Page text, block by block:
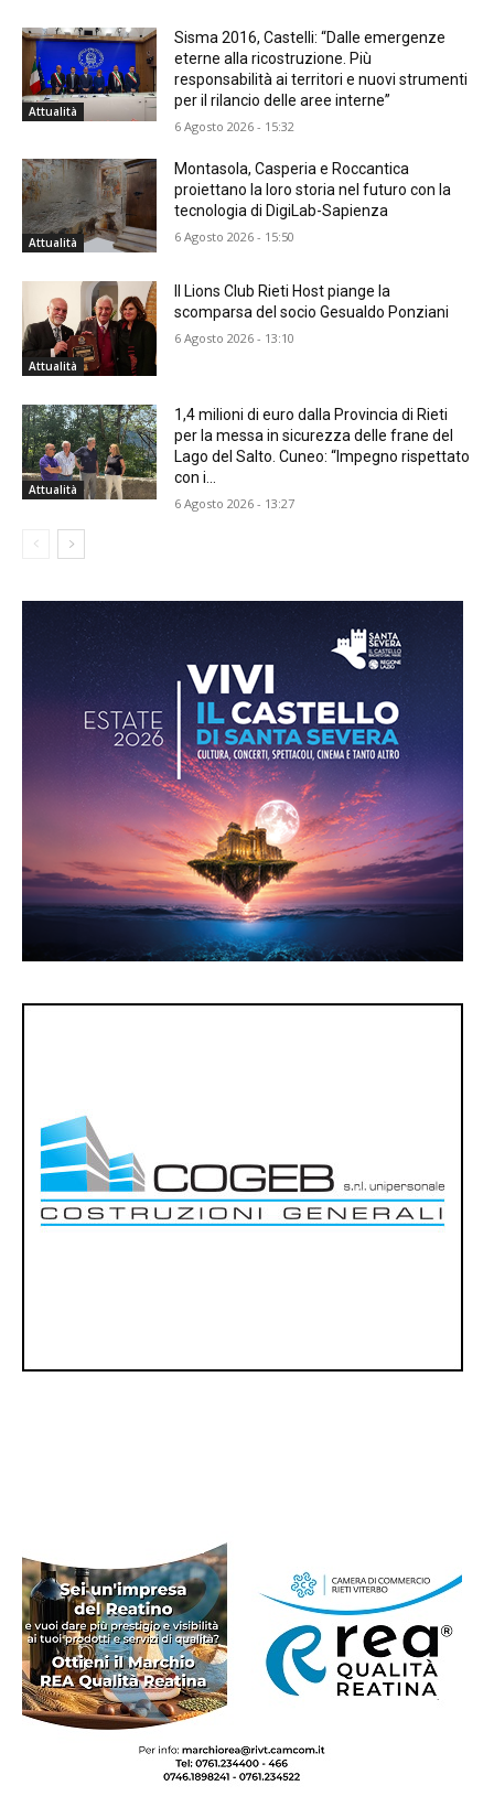
Attualità
Sisma 2016, Castelli: “Dalle emergenze
eterne alla ricostruzione. Più
responsabilità ai territori e nuovi strumenti
per il rilancio delle aree interne”
6 Agosto 2026 - 15:32
Attualità
Montasola, Casperia e Roccantica
proiettano la loro storia nel futuro con la
tecnologia di DigiLab-Sapienza
6 Agosto 2026 - 15:50
Attualità
Il Lions Club Rieti Host piange la
scomparsa del socio Gesualdo Ponziani
6 Agosto 2026 - 13:10
Attualità
1,4 milioni di euro dalla Provincia di Rieti
per la messa in sicurezza delle frane del
Lago del Salto. Cuneo: “Impegno rispettato
con i...
6 Agosto 2026 - 13:27